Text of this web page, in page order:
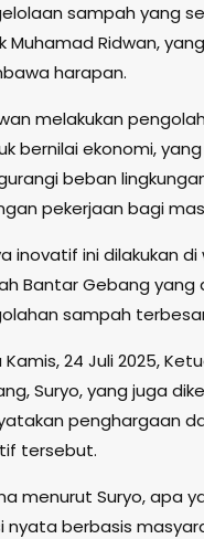
sampah yang
Muhamad Ridwan,
harapan.
melakukan
bernilai ekonomi,
beban
pekerjaan bagi
inovatif ini dilakukan di
Bantar Gebang yang
sampah
Kamis, 24 Juli 2025,
Suryo, yang juga
penghargaan
tersebut.
menurut Suryo, apa
nyata berbasis